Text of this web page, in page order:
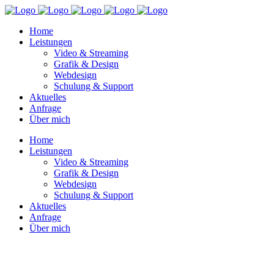
Home
Leistungen
Video & Streaming
Grafik & Design
Webdesign
Schulung & Support
Aktuelles
Anfrage
Über mich
Home
Leistungen
Video & Streaming
Grafik & Design
Webdesign
Schulung & Support
Aktuelles
Anfrage
Über mich